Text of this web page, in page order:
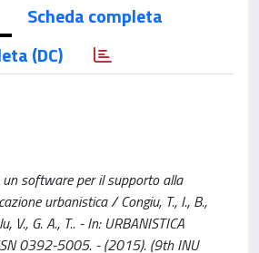
Scheda completa
(DC)
un software per il supporto alla
urbanistica / Congiu, T., I., B.,
V., G. A., T.. - In: URBANISTICA
0392-5005. - (2015). (9th INU